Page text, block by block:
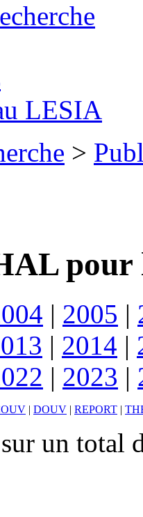
LESIA
>
pour
| 2005 |
| 2014 |
| 2023 |
| DOUV | REPORT |
un total